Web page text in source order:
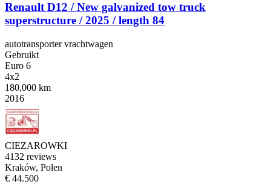
Renault D12 / New galvanized tow truck
superstructure / 2025 / length 84
autotransporter vrachtwagen
Gebruikt
Euro 6
4x2
180,000 km
2016
CIEZAROWKI
4132 reviews
Kraków, Polen
€ 44.500